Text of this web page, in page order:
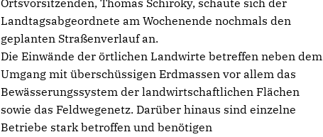
Ortsvorsitzenden, Thomas Schiroky, schaute sich der
Landtagsabgeordnete am Wochenende nochmals den
geplanten Straßenverlauf an.
Die Einwände der örtlichen Landwirte betreffen neben dem
Umgang mit überschüssigen Erdmassen vor allem das
Bewässerungssystem der landwirtschaftlichen Flächen
sowie das Feldwegenetz. Darüber hinaus sind einzelne
Betriebe stark betroffen und benötigen